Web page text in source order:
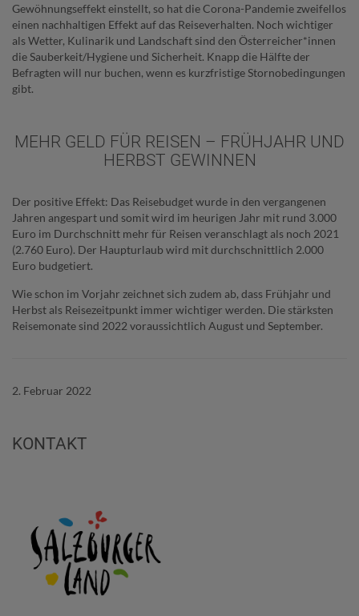
Gewöhnungseffekt einstellt, so hat die Corona-Pandemie zweifellos
einen nachhaltigen Effekt auf das Reiseverhalten. Noch wichtiger
als Wetter, Kulinarik und Landschaft sind den Österreicher*innen
die Sauberkeit/Hygiene und Sicherheit. Knapp die Hälfte der
Befragten will nur buchen, wenn es kurzfristige Stornobedingungen
gibt.
MEHR GELD FÜR REISEN – FRÜHJAHR UND
HERBST GEWINNEN
Der positive Effekt: Das Reisebudget wurde in den vergangenen
Jahren angespart und somit wird im heurigen Jahr mit rund 3.000
Euro im Durchschnitt mehr für Reisen veranschlagt als noch 2021
(2.760 Euro). Der Haupturlaub wird mit durchschnittlich 2.000
Euro budgetiert.
Wie schon im Vorjahr zeichnet sich zudem ab, dass Frühjahr und
Herbst als Reisezeitpunkt immer wichtiger werden. Die stärksten
Reisemonate sind 2022 voraussichtlich August und September.
2. Februar 2022
KONTAKT